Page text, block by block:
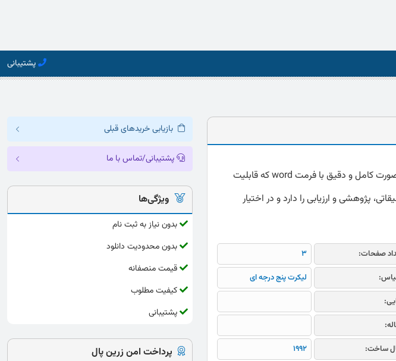
پشتیبانی
دانلود پرسشنامه پرخاشگری باس و پری ارائه شده به صورت کامل و دقیق با فرمت word که قابلیت
پژوهشی و ارزیابی را دارد و در اختیار
صفحات:
3
لیکرت پنج درجه ای
ساخت:
1992
بازیابی خریدهای قبلی
پشتیبانی/تماس با ما
ویژگی‌ها
بدون نیاز به ثبت نام
بدون محدودیت دانلود
قیمت منصفانه
کیفیت مطلوب
پشتیبانی
پرداخت امن زرین پال